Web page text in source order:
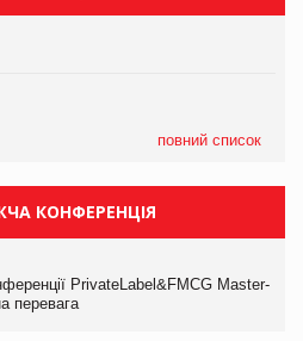
повний список
КОНФЕРЕНЦІЯ
PrivateLabel&FMCG Master-
перевага